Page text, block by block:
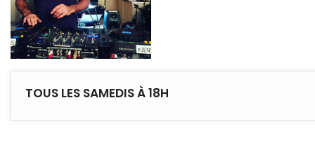
TOUS LES SAMEDIS À 18H